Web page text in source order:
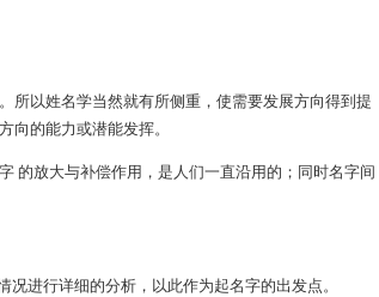
以姓名学当然就有所侧重，使需要发展方向得到提
向的能力或潜能发挥。
放大与补偿作用，是人们一直沿用的；同时名字间
进行详细的分析，以此作为起名字的出发点。